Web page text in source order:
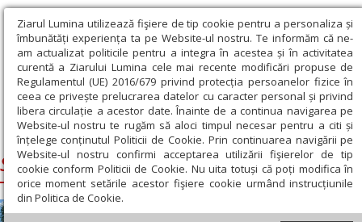
Ziarul Lumina utilizează fişiere de tip cookie pentru a personaliza și
îmbunătăți experiența ta pe Website-ul nostru. Te informăm că ne-
am actualizat politicile pentru a integra în acestea și în activitatea
curentă a Ziarului Lumina cele mai recente modificări propuse de
Regulamentul (UE) 2016/679 privind protecția persoanelor fizice în
ceea ce privește prelucrarea datelor cu caracter personal și privind
libera circulație a acestor date. Înainte de a continua navigarea pe
Website-ul nostru te rugăm să aloci timpul necesar pentru a citi și
înțelege conținutul Politicii de Cookie. Prin continuarea navigării pe
Website-ul nostru confirmi acceptarea utilizării fişierelor de tip
cookie conform Politicii de Cookie. Nu uita totuși că poți modifica în
orice moment setările acestor fişiere cookie urmând instrucțiunile
din Politica de Cookie.
Ziarul Lumina › Sfintii Ioachim si Ana
Sfintii Ioachim si Ana